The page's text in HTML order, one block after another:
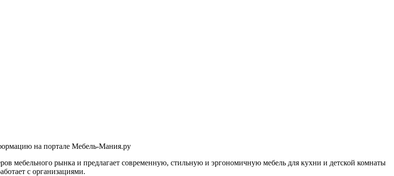
на портале Мебель-Мания.ру
мебельного рынка и предлагает современную, стильную и эргономичную мебель для кухни и детской комнаты
с организациями.